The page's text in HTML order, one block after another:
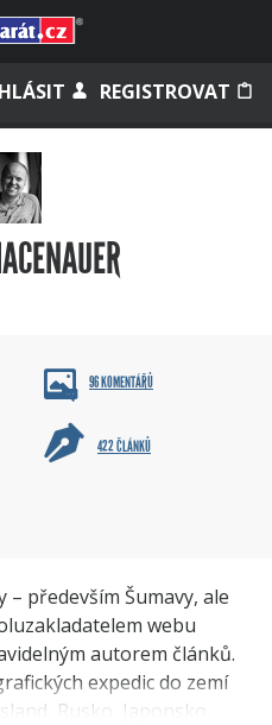
REGISTROVAT
96 KOMENTÁŘŮ
422 ČLÁNKŮ
především Šumavy, ale
webu
autorem článků.
expedic do zemí
Rusko, Japonsko,